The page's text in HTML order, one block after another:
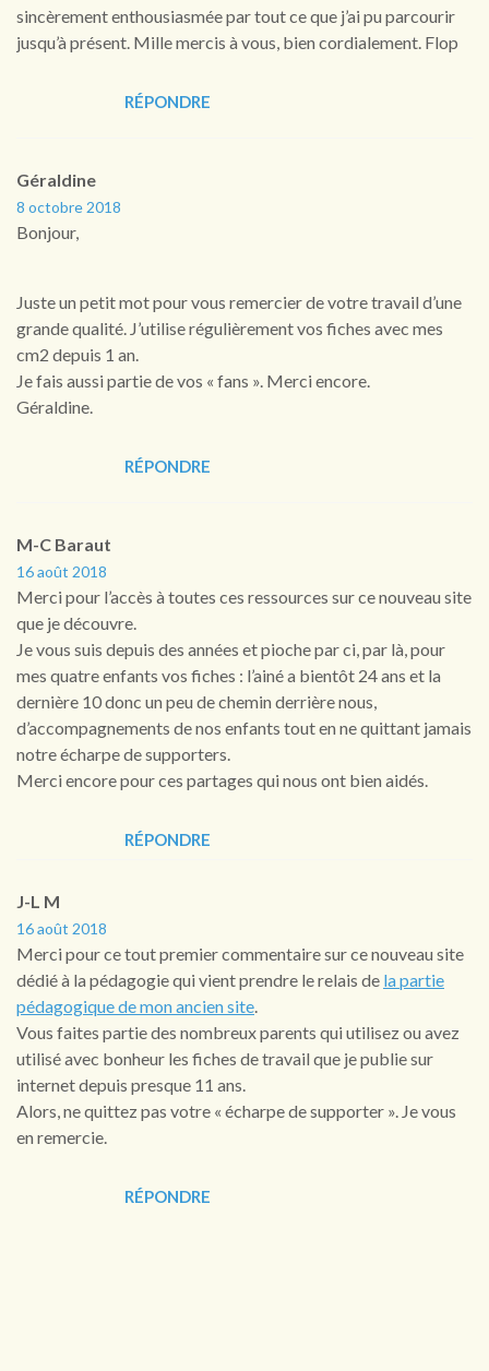
sincèrement enthousiasmée par tout ce que j’ai pu parcourir
jusqu’à présent. Mille mercis à vous, bien cordialement. Flop
RÉPONDRE
Géraldine
8 octobre 2018
Bonjour,
Juste un petit mot pour vous remercier de votre travail d’une
grande qualité. J’utilise régulièrement vos fiches avec mes
cm2 depuis 1 an.
Je fais aussi partie de vos « fans ». Merci encore.
Géraldine.
RÉPONDRE
M-C Baraut
16 août 2018
Merci pour l’accès à toutes ces ressources sur ce nouveau site
que je découvre.
Je vous suis depuis des années et pioche par ci, par là, pour
mes quatre enfants vos fiches : l’ainé a bientôt 24 ans et la
dernière 10 donc un peu de chemin derrière nous,
d’accompagnements de nos enfants tout en ne quittant jamais
notre écharpe de supporters.
Merci encore pour ces partages qui nous ont bien aidés.
RÉPONDRE
J-L M
16 août 2018
Merci pour ce tout premier commentaire sur ce nouveau site
dédié à la pédagogie qui vient prendre le relais de la partie
pédagogique de mon ancien site.
Vous faites partie des nombreux parents qui utilisez ou avez
utilisé avec bonheur les fiches de travail que je publie sur
internet depuis presque 11 ans.
Alors, ne quittez pas votre « écharpe de supporter ». Je vous
en remercie.
RÉPONDRE